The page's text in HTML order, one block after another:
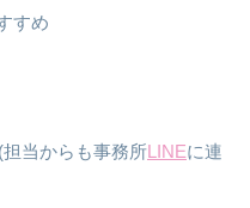
すめ
当からも事務所LINEに連